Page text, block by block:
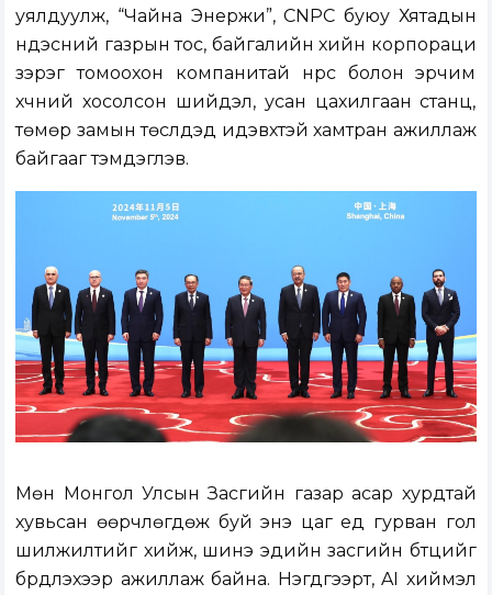
уялдуулж, “Чайна Энержи”, CNPC буюу Хятадын
үндэсний газрын тос, байгалийн хийн корпораци
зэрэг томоохон компанитай нүүрс болон эрчим
хүчний хосолсон шийдэл, усан цахилгаан станц,
төмөр замын төслүүдэд идэвхтэй хамтран ажиллаж
байгааг тэмдэглэв.
Мөн Монгол Улсын Засгийн газар асар хурдтай
хувьсан өөрчлөгдөж буй энэ цаг үед гурван гол
шилжилтийг хийж, шинэ эдийн засгийн бүтцийг
бүрдүүлэхээр ажиллаж байна. Нэгдүгээрт, AI хиймэл